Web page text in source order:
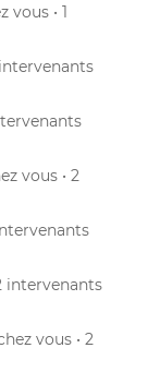
vous • 1
intervenants
vous • 2
intervenants
vous • 2